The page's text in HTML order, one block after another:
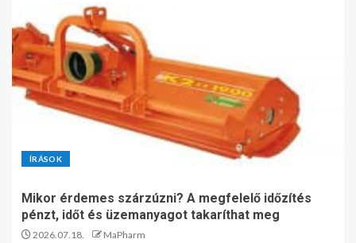
ÍRÁSOK
Mikor érdemes szárzúzni? A megfelelő időzítés
pénzt, időt és üzemanyagot takaríthat meg
2026.07.18. MaPharm